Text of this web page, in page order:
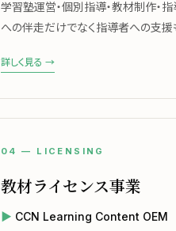
学習塾運営・個別指導・教材制作・
への伴走だけでなく指導者への支援
詳しく見る →
04 — LICENSING
教材ライセンス事業
CCN Learning Content OEM